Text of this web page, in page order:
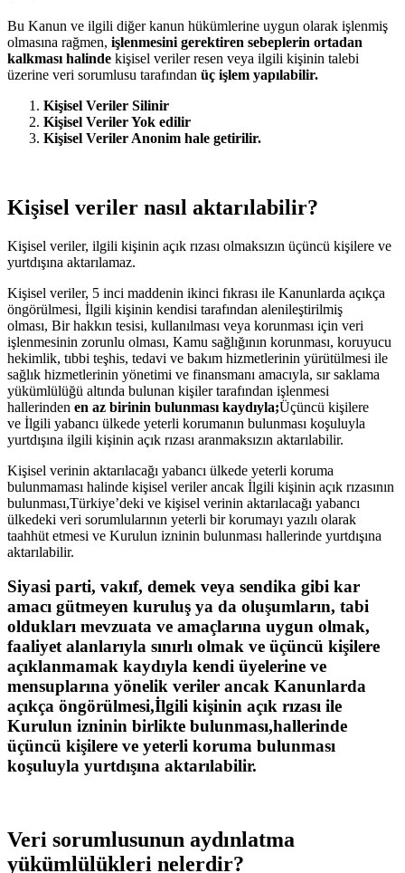
Bu Kanun ve ilgili diğer kanun hükümlerine uygun olarak işlenmiş
olmasına rağmen, işlenmesini gerektiren sebeplerin ortadan
kalkması halinde kişisel veriler resen veya ilgili kişinin talebi
üzerine veri sorumlusu tarafından üç işlem yapılabilir.
Kişisel Veriler Silinir
Kişisel Veriler Yok edilir
Kişisel Veriler Anonim hale getirilir.
Kişisel veriler nasıl aktarılabilir?
Kişisel veriler, ilgili kişinin açık rızası olmaksızın üçüncü kişilere ve
yurtdışına aktarılamaz.
Kişisel veriler, 5 inci maddenin ikinci fıkrası ile Kanunlarda açıkça
öngörülmesi, İlgili kişinin kendisi tarafından alenileştirilmiş
olması, Bir hakkın tesisi, kullanılması veya korunması için veri
işlenmesinin zorunlu olması, Kamu sağlığının korunması, koruyucu
hekimlik, tıbbi teşhis, tedavi ve bakım hizmetlerinin yürütülmesi ile
sağlık hizmetlerinin yönetimi ve finansmanı amacıyla, sır saklama
yükümlülüğü altında bulunan kişiler tarafından işlenmesi
hallerinden en az birinin bulunması kaydıyla;Üçüncü kişilere
ve İlgili yabancı ülkede yeterli korumanın bulunması koşuluyla
yurtdışına ilgili kişinin açık rızası aranmaksızın aktarılabilir.
Kişisel verinin aktarılacağı yabancı ülkede yeterli koruma
bulunmaması halinde kişisel veriler ancak İlgili kişinin açık rızasının
bulunması,Türkiye’deki ve kişisel verinin aktarılacağı yabancı
ülkedeki veri sorumlularının yeterli bir korumayı yazılı olarak
taahhüt etmesi ve Kurulun izninin bulunması hallerinde yurtdışına
aktarılabilir.
Siyasi parti, vakıf, demek veya sendika gibi kar
amacı gütmeyen kuruluş ya da oluşumların, tabi
oldukları mevzuata ve amaçlarına uygun olmak,
faaliyet alanlarıyla sınırlı olmak ve üçüncü kişilere
açıklanmamak kaydıyla kendi üyelerine ve
mensuplarına yönelik veriler ancak Kanunlarda
açıkça öngörülmesi,İlgili kişinin açık rızası ile
Kurulun izninin birlikte bulunması,hallerinde
üçüncü kişilere ve yeterli koruma bulunması
koşuluyla yurtdışına aktarılabilir.
Veri sorumlusunun aydınlatma
yükümlülükleri nelerdir?